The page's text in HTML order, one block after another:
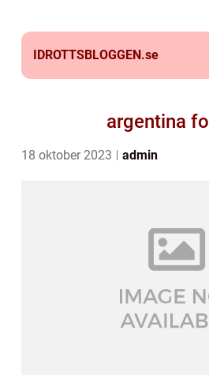
IDROTTSBLOGGEN.se
argentina
18 oktober 2023 admin